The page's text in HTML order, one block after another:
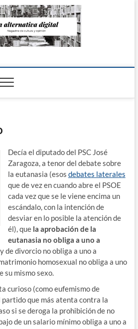
Alternativa
Decía el diputado del PSC José
Zaragoza, a tenor del debate sobre
la eutanasia (esos debates laterales
que de vez en cuando abre el PSOE
cada vez que se le viene encima un
escándalo, con la intención de
desviar en lo posible la atención de
él), quela aprobación de la
eutanasia no obliga a uno a
de divorcio no obliga a uno a
homosexual no obliga a uno
su mismo sexo.
curioso (como eufemismo de
que más atenta contra la
si se deroga la prohibición de no
de un salario mínimo obliga a uno a